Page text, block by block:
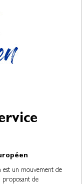
est un mouvement de
proposant de